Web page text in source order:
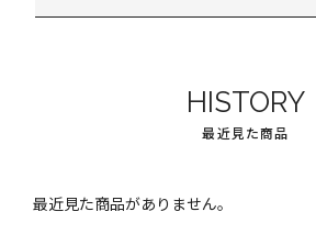
HISTORY
最近見た商品
最近見た商品がありません。